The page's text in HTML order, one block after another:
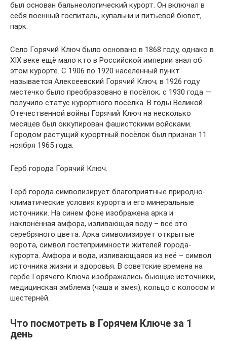
был основан бальнеологический курорт. Он включал в
себя военный госпиталь, купальни и питьевой бювет,
парк.
Село Горячий Ключ было основано в 1868 году, однако в
XIX веке ещё мало кто в Российской империи знал об
этом курорте. С 1906 по 1920 населённый пункт
называется Алексеевский Горячий Ключ; в 1926 году
местечко было преобразовано в посёлок; с 1930 года —
получило статус курортного посёлка. В годы Великой
Отечественной войны Горячий Ключ на несколько
месяцев был оккупирован фашистскими войсками.
Городом растущий курортный посёлок был признан 11
ноября 1965 года.
Герб города Горячий Ключ.
Герб города символизирует благоприятные природно-
климатические условия курорта и его минеральные
источники. На синем фоне изображена арка и
наклонённая амфора, изливающая воду – всё это
серебряного цвета. Арка символизирует открытые
ворота, символ гостеприимности жителей города-
курорта. Амфора и вода, изливающаяся из неё – символ
источника жизни и здоровья. В советские времена на
гербе Горячего Ключа изображались бьющие источники,
медицинская эмблема (чаша и змея), кольцо с колосом и
шестернёй.
Что посмотреть в Горячем Ключе за 1
день